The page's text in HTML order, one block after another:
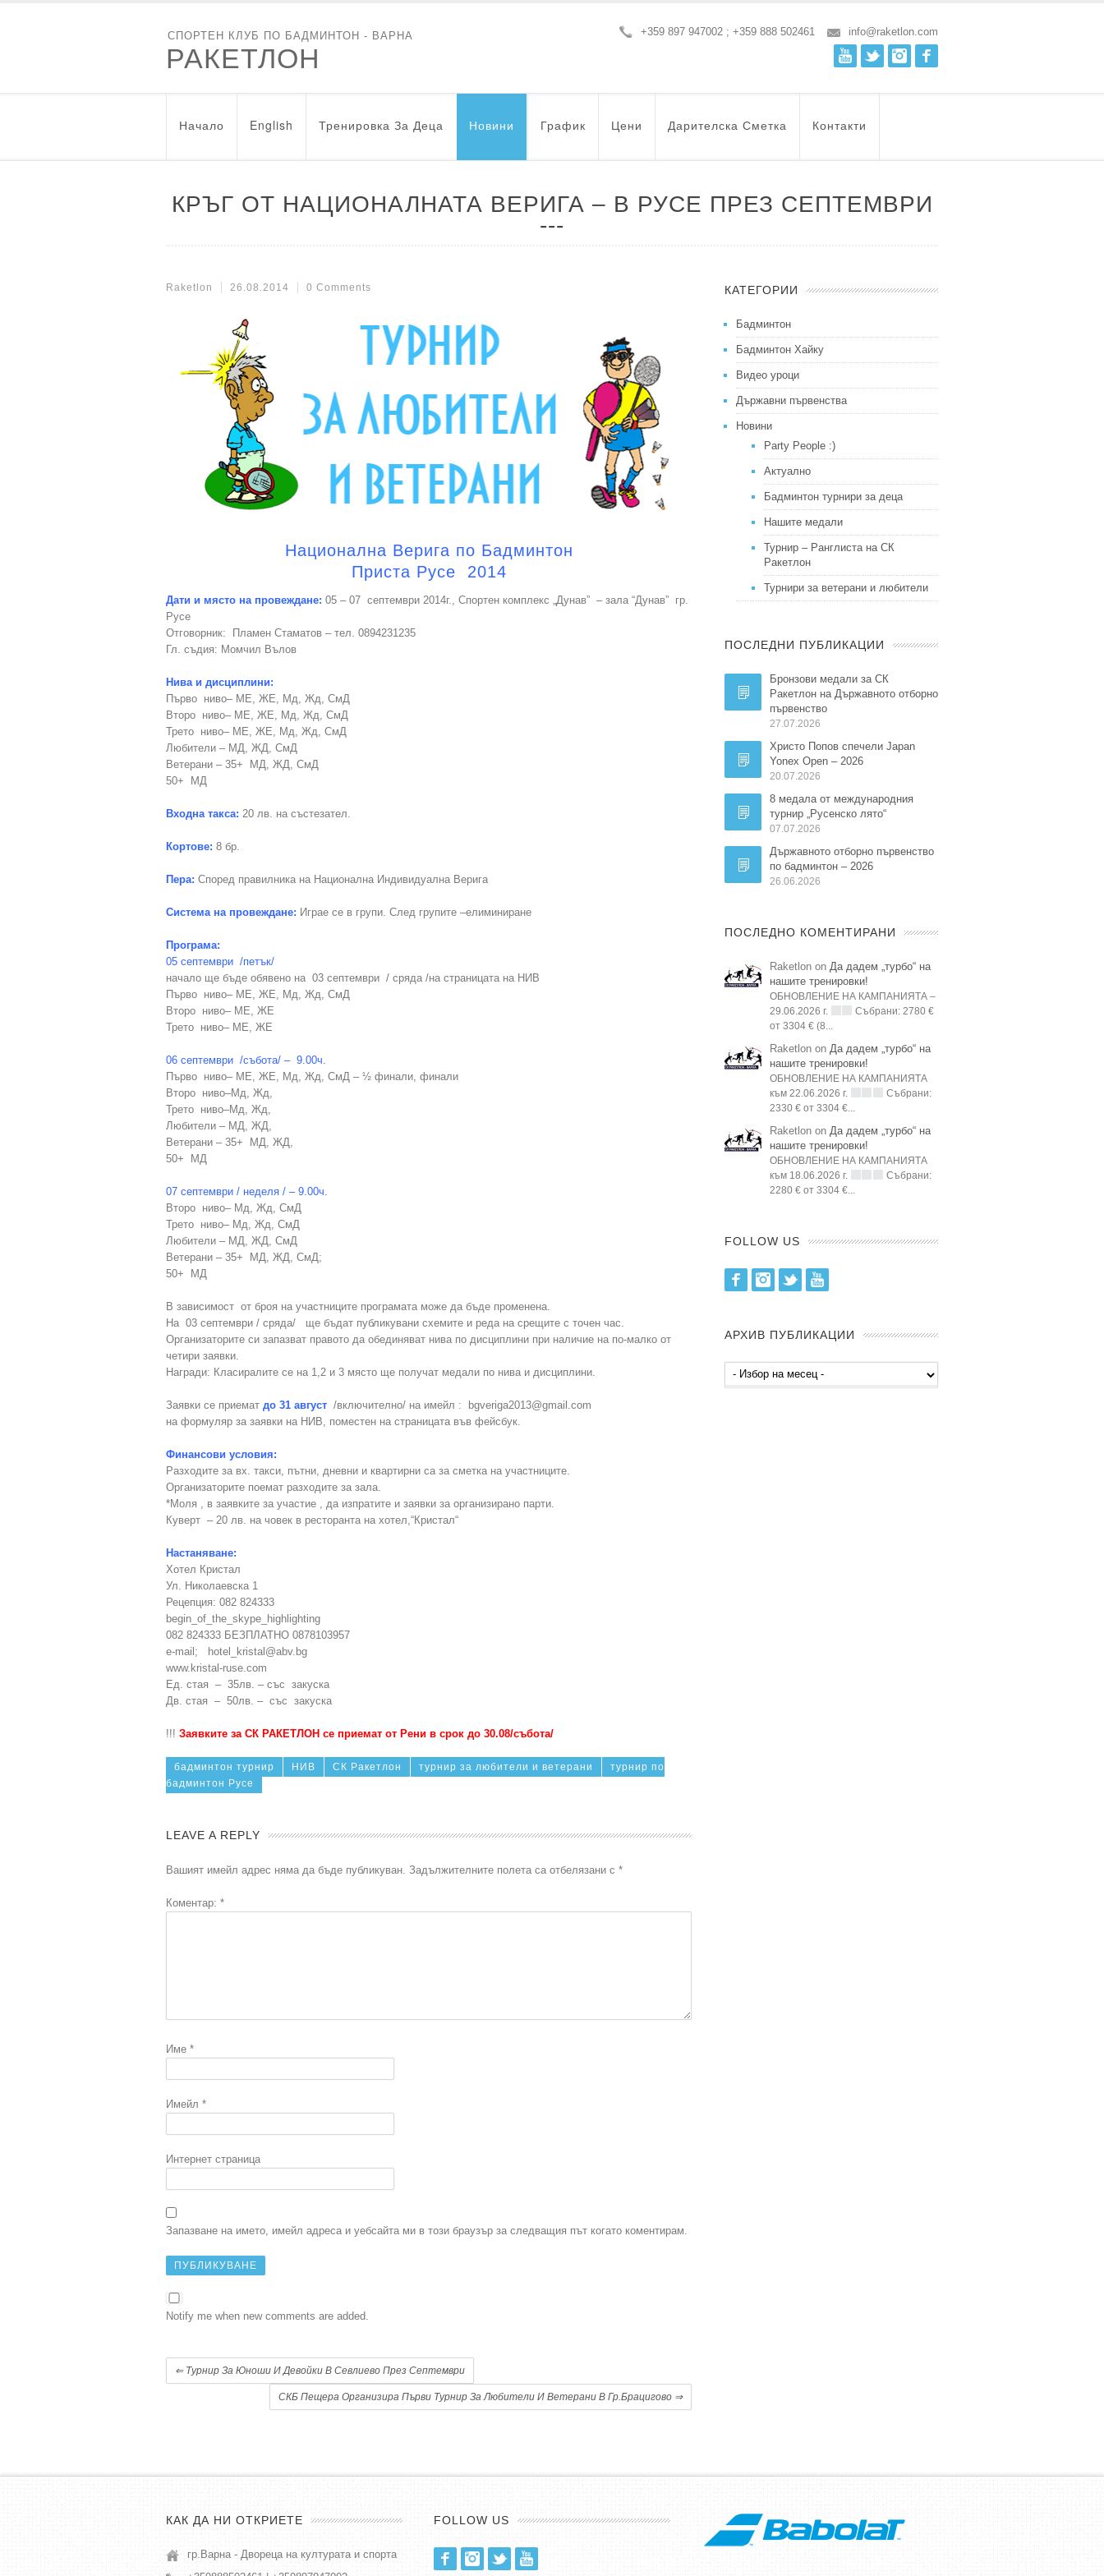
СПОРТЕН КЛУБ ПО БАДМИНТОН - ВАРНА
РАКЕТЛОН
+359 897 947002 ; +359 888 502461
info@raketlon.com
Instagram
Twitter
Youtube
Начало English Тренировка За Деца Новини График Цени Дарителска Сметка Контакти
КРЪГ ОТ НАЦИОНАЛНАТА ВЕРИГА – В РУСЕ ПРЕЗ СЕПТЕМВРИ
Raketlon 26.08.2014 0 Comments
Национална Верига по Бадминтон
Приста Русе 2014
Дати и място на провеждане: 05 – 07 септември 2014г., Спортен комплекс „Дунав” – зала “Дунав” гр.
Русе
Отговорник: Пламен Стаматов – тел. 0894231235
Гл. съдия: Момчил Вълов
Нива и дисциплини:
Първо ниво– МЕ, ЖЕ, Мд, Жд, СмД
Второ ниво– МЕ, ЖЕ, Мд, Жд, СмД
Трето ниво– МЕ, ЖЕ, Мд, Жд, СмД
Любители – МД, ЖД, СмД
Ветерани – 35+ МД, ЖД, СмД
50+ МД
Входна такса: 20 лв. на състезател.
Кортове: 8 бр.
Пера: Според правилника на Национална Индивидуална Верига
Система на провеждане: Играе се в групи. След групите –елиминиране
Програма:
05 септември /петък/
начало ще бъде обявено на 03 септември / сряда /на страницата на НИВ
Първо ниво– МЕ, ЖЕ, Мд, Жд, СмД
Второ ниво– МЕ, ЖЕ
Трето ниво– МЕ, ЖЕ
06 септември /събота/ – 9.00ч.
Първо ниво– МЕ, ЖЕ, Мд, Жд, СмД – ½ финали, финали
Второ ниво–Мд, Жд,
Трето ниво–Мд, Жд,
Любители – МД, ЖД,
Ветерани – 35+ МД, ЖД,
50+ МД
07 септември / неделя / – 9.00ч.
Второ ниво– Мд, Жд, СмД
Трето ниво– Мд, Жд, СмД
Любители – МД, ЖД, СмД
Ветерани – 35+ МД, ЖД, СмД;
50+ МД
В зависимост от броя на участниците програмата може да бъде променена.
На 03 септември / сряда/ ще бъдат публикувани схемите и реда на срещите с точен час.
Организаторите си запазват правото да обединяват нива по дисциплини при наличие на по-малко от
четири заявки.
Награди: Класиралите се на 1,2 и 3 място ще получат медали по нива и дисциплини.
Заявки се приемат до 31 август /включително/ на имейл : bgveriga2013@gmail.com
на формуляр за заявки на НИВ, поместен на страницата във фейсбук.
Финансови условия:
Разходите за вх. такси, пътни, дневни и квартирни са за сметка на участниците.
Организаторите поемат разходите за зала.
*Моля , в заявките за участие , да изпратите и заявки за организирано парти.
Куверт – 20 лв. на човек в ресторанта на хотел,“Кристал“
Настаняване:
Хотел Кристал
Ул. Николаевска 1
Рецепция: 082 824333
begin_of_the_skype_highlighting
082 824333 БЕЗПЛАТНО 0878103957
e-mail; hotel_kristal@abv.bg
www.kristal-ruse.com
Ед. стая – 35лв. – със закуска
Дв. стая – 50лв. – със закуска
!!! Заявките за СК РАКЕТЛОН се приемат от Рени в срок до 30.08/събота/
бадминтон турнир НИВ СК Ракетлон турнир за любители и ветерани
турнир по
бадминтон Русе
LEAVE A REPLY
Вашият имейл адрес няма да бъде публикуван. Задължителните полета са отбелязани с *
Коментар: *
Име *
Имейл *
Интернет страница
Запазване на името, имейл адреса и уебсайта ми в този браузър за следващия път когато коментирам.
Notify me when new comments are added.
⇐Турнир За Юноши И Девойки В Севлиево През Септември
СКБ Пещера Организира Първи Турнир За Любители И Ветерани В Гр.Брацигово ⇒
КАТЕГОРИИ
Бадминтон
Бадминтон Хайку
Видео уроци
Държавни първенства
Новини
Party People :)
Актуално
Бадминтон турнири за деца
Нашите медали
Турнир – Ранглиста на СК
Ракетлон
Турнири за ветерани и любители
ПОСЛЕДНИ ПУБЛИКАЦИИ
Бронзови медали за СК
Ракетлон на Държавното отборно
първенство
27.07.2026
Христо Попов спечели Japan
Yonex Open – 2026
20.07.2026
8 медала от международния
турнир „Русенско лято“
07.07.2026
Държавното отборно първенство
по бадминтон – 2026
26.06.2026
ПОСЛЕДНО КОМЕНТИРАНИ
Raketlon on Да дадем „турбо“ на
нашите тренировки!
ОБНОВЛЕНИЕ НА КАМПАНИЯТА –
29.06.2026 г.
Събрани: 2780 €
от 3304 € (8...
Raketlon on Да дадем „турбо“ на
нашите тренировки!
ОБНОВЛЕНИЕ НА КАМПАНИЯТА
към 22.06.2026 г.
Събрани:
2330 € от 3304 €...
Raketlon on Да дадем „турбо“ на
нашите тренировки!
ОБНОВЛЕНИЕ НА КАМПАНИЯТА
към 18.06.2026 г.
Събрани:
2280 € от 3304 €...
FOLLOW US
FacebookInstagram
Twitter
АРХИВ ПУБЛИКАЦИИ
Архив
публикации
КАК ДА НИ ОТКРИЕТЕ
гр.Варна - Двореца на културата и спорта
FOLLOW US
FacebookInstagram
Twitter